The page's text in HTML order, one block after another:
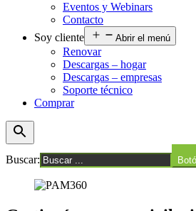
Eventos y Webinars
Contacto
Soy cliente
Abrir el menú
Renovar
Descargas – hogar
Descargas – empresas
Soporte técnico
Comprar
Buscar: